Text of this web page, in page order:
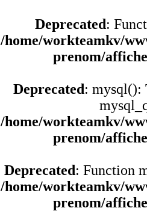
Deprecated:
/home/workteamkv/
prenom/
Deprecated: mysql():
/home/workteamkv/
prenom/
Deprecated: Function
/home/workteamkv/
prenom/